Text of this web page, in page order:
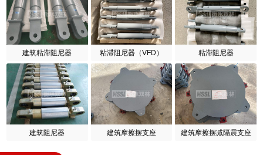
建筑粘滞阻尼器 粘滞阻尼器（VFD） 粘滞阻尼器
建筑阻尼器 建筑摩擦摆支座 建筑摩擦摆减隔震支座